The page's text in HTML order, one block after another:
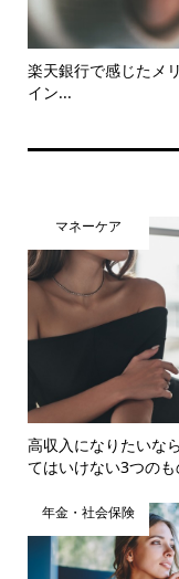
楽天銀行で感じたメ
イン...
マネーケア
高収入になりたいな
てはいけない3つの
年金・社会保険